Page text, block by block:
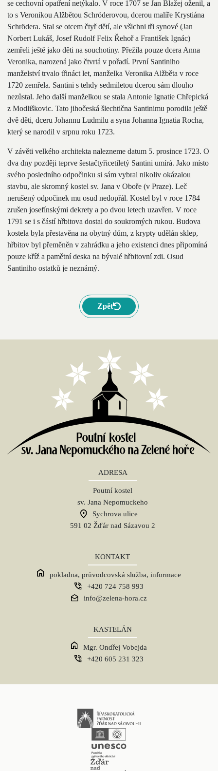
se cechovní opatření netýkalo. V roce 1707 se Jan Blažej oženil, a
to s Veronikou Alžbětou Schröderovou, dcerou malíře Krystiána
Schrödera. Stal se otcem čtyř dětí, ale všichni tři synové (Jan
Norbert Lukáš, Josef Rudolf Felix Řehoř a František Ignác)
zemřeli ještě jako děti na souchotiny. Přežila pouze dcera Anna
Veronika, narozená jako čtvrtá v pořadí. První Santiniho
manželství trvalo třináct let, manželka Veronika Alžběta v roce
1720 zemřela. Santini s tehdy sedmiletou dcerou sám dlouho
nezůstal. Jeho další manželkou se stala Antonie Ignatie Chřepická
z Modliškovic. Tato jihočeská šlechtična Santinimu porodila ještě
dvě děti, dceru Johannu Ludmilu a syna Johanna Ignatia Rocha,
který se narodil v srpnu roku 1723.
V závěti velkého architekta nalezneme datum 5. prosince 1723. O
dva dny později teprve šestačtyřicetiletý Santini umírá. Jako místo
svého posledního odpočinku si sám vybral nikoliv okázalou
stavbu, ale skromný kostel sv. Jana v Oboře (v Praze). Leč
nerušený odpočinek mu osud nedopřál. Kostel byl v roce 1784
zrušen josefínskými dekrety a po dvou letech uzavřen. V roce
1791 se i s částí hřbitova dostal do soukromých rukou. Budova
kostela byla přestavěna na obytný dům, z krypty udělán sklep,
hřbitov byl přeměněn v zahrádku a jeho existenci dnes připomíná
pouze kříž a pamětní deska na bývalé hřbitovní zdi. Osud
Santiniho ostatků je neznámý.
Zpět
ADRESA
Poutní kostel
sv. Jana Nepomuckeho
Sychrova ulice
591 02 Žďár nad Sázavou 2
KONTAKT
pokladna, průvodcovská služba, informace
+420 724 758 993
info@zelena-hora.cz
KASTELÁN
Mgr. Ondřej Vobejda
+420 605 231 323